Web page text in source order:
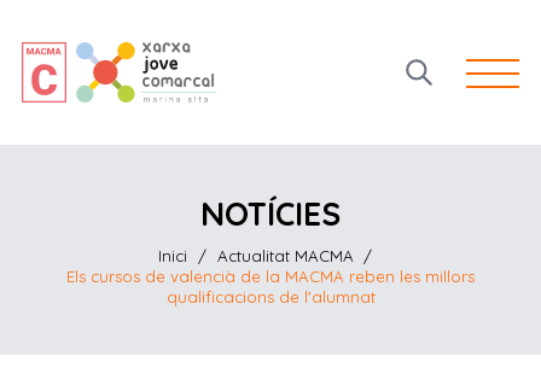
Open
NOTÍCIES
Inici / Actualitat MACMA
/
Els cursos de valencià de la MACMA reben les millors
qualificacions de l'alumnat